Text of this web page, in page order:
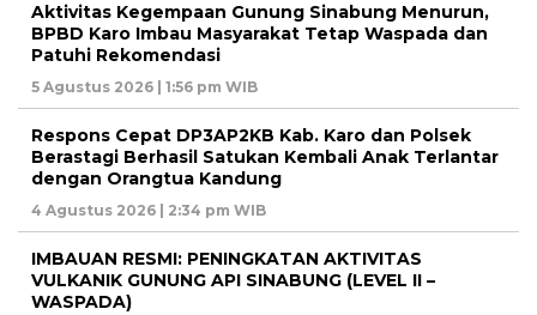
Aktivitas Kegempaan Gunung Sinabung Menurun,
BPBD Karo Imbau Masyarakat Tetap Waspada dan
Patuhi Rekomendasi
5 Agustus 2026 | 1:56 pm WIB
Respons Cepat DP3AP2KB Kab. Karo dan Polsek
Berastagi Berhasil Satukan Kembali Anak Terlantar
dengan Orangtua Kandung
4 Agustus 2026 | 2:34 pm WIB
IMBAUAN RESMI: PENINGKATAN AKTIVITAS
VULKANIK GUNUNG API SINABUNG (LEVEL II –
WASPADA)